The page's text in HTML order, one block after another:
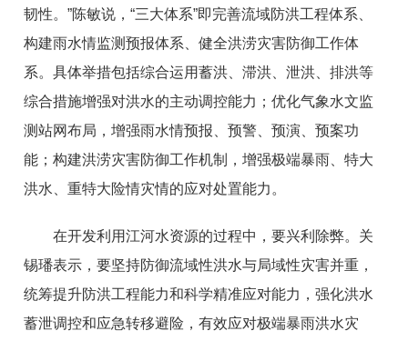
韧性。”陈敏说，“三大体系”即完善流域防洪工程体系、
构建雨水情监测预报体系、健全洪涝灾害防御工作体
系。具体举措包括综合运用蓄洪、滞洪、泄洪、排洪等
综合措施增强对洪水的主动调控能力；优化气象水文监
测站网布局，增强雨水情预报、预警、预演、预案功
能；构建洪涝灾害防御工作机制，增强极端暴雨、特大
洪水、重特大险情灾情的应对处置能力。
在开发利用江河水资源的过程中，要兴利除弊。关
锡璠表示，要坚持防御流域性洪水与局域性灾害并重，
统筹提升防洪工程能力和科学精准应对能力，强化洪水
蓄泄调控和应急转移避险，有效应对极端暴雨洪水灾